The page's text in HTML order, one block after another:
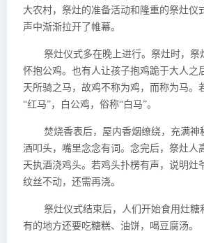
大农村，祭灶的准备活动和隆重的祭灶仪
声中渐渐拉开了帷幕。
祭灶仪式多在晚上进行。祭灶时，祭
怀抱公鸡。也有人让孩子抱鸡跪于大人之
天所骑之马，故鸡不称为鸡，而称为马。
“红马”，白公鸡，俗称“白马”。
焚烧香表后，屋内香烟缭绕，充满神
酒叩头，嘴里念念有词。念完后，祭灶人
天执酒浇鸡头。若鸡头扑楞有声，说明灶
纹丝不动，还需再浇。
祭灶仪式结束后，人们开始食用灶糖
有的地方还要吃糖糕、油饼，喝豆腐汤。